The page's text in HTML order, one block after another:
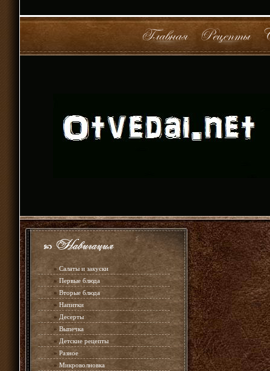
» Салаты и закуски
» Первые блюда
» Вторые блюда
» Напитки
»Десерты
» Выпечка
» Детские рецепты
» Разное
» Микроволновка